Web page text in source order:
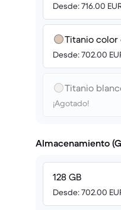
Desde: 716.00
Titanio
Desde: 702.00
Titanio
¡Agotado!
Almacenamiento
128 GB
Desde: 702.00